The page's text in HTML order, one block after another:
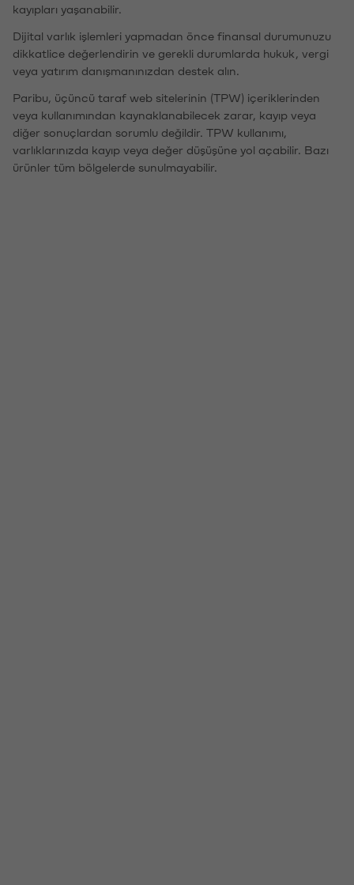
kayıpları yaşanabilir.
Dijital varlık işlemleri yapmadan önce finansal durumunuzu
dikkatlice değerlendirin ve gerekli durumlarda hukuk, vergi
veya yatırım danışmanınızdan destek alın.
Paribu, üçüncü taraf web sitelerinin (TPW) içeriklerinden
veya kullanımından kaynaklanabilecek zarar, kayıp veya
diğer sonuçlardan sorumlu değildir. TPW kullanımı,
varlıklarınızda kayıp veya değer düşüşüne yol açabilir. Bazı
ürünler tüm bölgelerde sunulmayabilir.